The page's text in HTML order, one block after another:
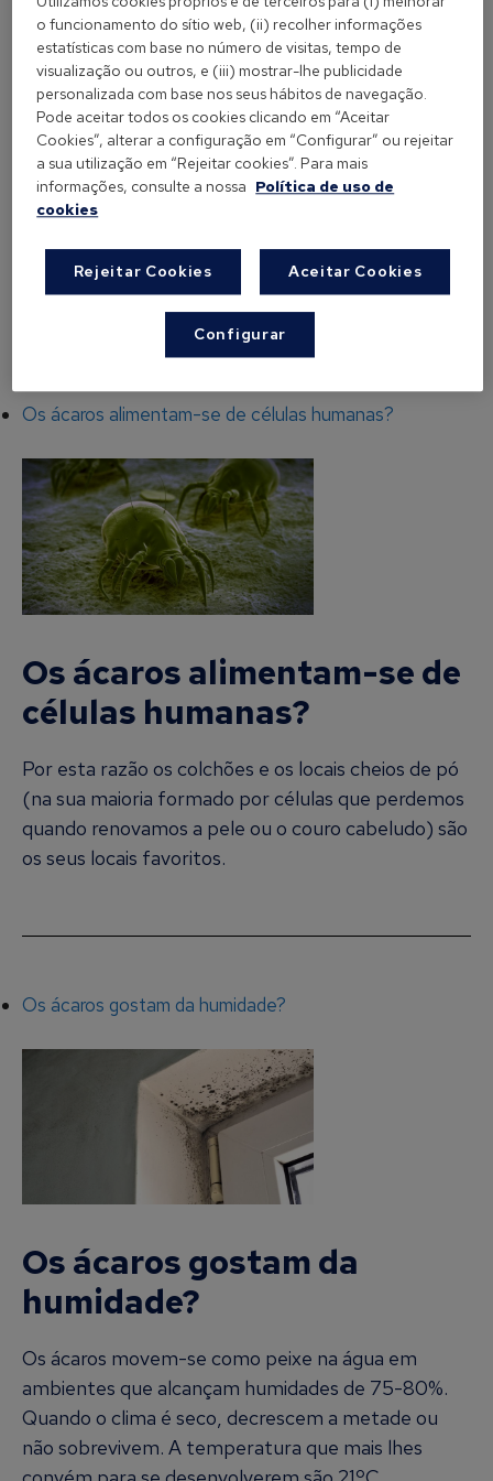
localidade. Nas zonas costeiras da Península
Ibérica, onde a humidade relativa é elevada, é onde
se encontram mais espécies de ácaros e em maior
quantidade, sendoDermatophagoides
pteronyssinus e Dermatophagoides farinae as
espécies mais abundantes nas habitações. Pelo
contrário, nas regiões do interior da península há
devido a uma humidade relativa abaixo dos 50%.
Os ácaros alimentam-se de células humanas?
Os ácaros alimentam-se de
células humanas?
Por esta razão os colchões e os locais cheios de pó
(na sua maioria formado por células que perdemos
quando renovamos a pele ou o couro cabeludo) são
os seus locais favoritos.
Os ácaros gostam da humidade?
Os ácaros gostam da
humidade?
Os ácaros movem-se como peixe na água em
ambientes que alcançam humidades de 75-80%.
Quando o clima é seco, decrescem a metade ou
não sobrevivem. A temperatura que mais lhes
o funcionamento do sítio web, (ii) recolher informações
estatísticas com base no número de visitas, tempo de
visualização ou outros, e (iii) mostrar-lhe publicidade
personalizada com base nos seus hábitos de navegação.
Pode aceitar todos os cookies clicando em “Aceitar
Cookies”, alterar a configuração em “Configurar” ou rejeitar
a sua utilização em “Rejeitar cookies”. Para mais
informações, consulte a nossa Política de uso de
cookies
Rejeitar Cookies Aceitar Cookies
Configurar